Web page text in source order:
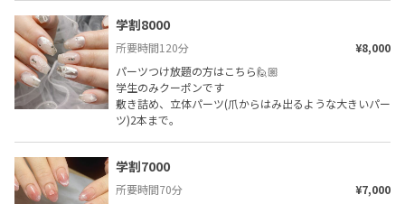
学割8000
所要時間120分
¥8,000
パーツつけ放題の方はこちら🙋🏼
学生のみクーポンです
敷き詰め、立体パーツ(爪からはみ出るような大きいパー
ツ)2本まで。
学割7000
所要時間70分
¥7,000